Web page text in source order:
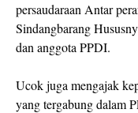
persaudaraan Antar
Sindangbarang
dan anggota PPDI.
Ucok juga mengajak
yang tergabung dalam